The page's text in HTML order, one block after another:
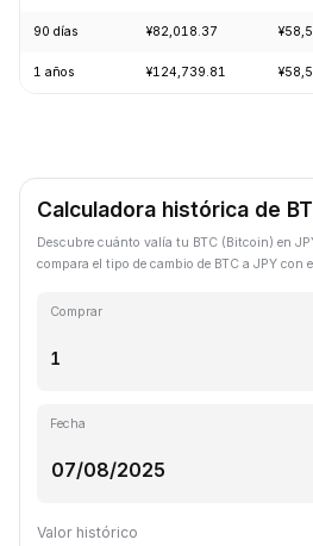
90 días ¥82,018.37
1 años ¥124,739.81
Calculadora histórica de
Descubre cuánto valía tu BTC (Bitcoin) en
compara el tipo de cambio de BTC a JPY con
Comprar
Fecha
Valor histórico